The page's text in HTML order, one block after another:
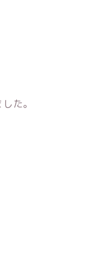
た。